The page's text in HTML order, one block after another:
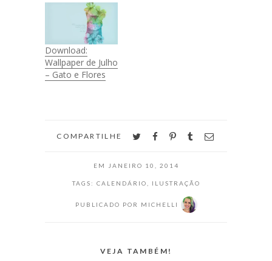
dados dos amigos
e muita gente só
usa wireless pra
poder se
comunicar. Por
isso eu fiz uma
plaquinha super
Download:
Wallpaper de Julho
– Gato e Flores
COMPARTILHE twitterfacebookpinterest
tumblr
EM JANEIRO 10, 2014
TAGS: CALENDÁRIO ILUSTRAÇÃO
PUBLICADO POR MICHELLI
VEJA TAMBÉM!